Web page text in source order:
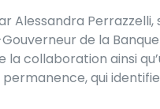
Alessandra
de la
collaboration ainsi
qui